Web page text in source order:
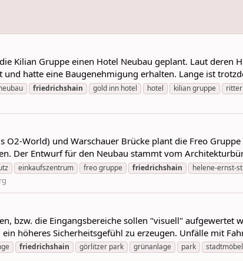
Kilian Gruppe einen Hotel Neubau geplant. Laut deren
hatte eine Baugenehmigung erhalten. Lange ist
friedrichshain gold inn hotel hotel kilian gruppe
O2-World) und Warschauer Brücke plant die Freo
Der Entwurf für den Neubau stammt vom
einkaufszentrum freo gruppe friedrichshain helene-ernst-
bzw. die Eingangsbereiche sollen "visuell" aufgewertet
höheres Sicherheitsgefühl zu erzeugen. Unfälle mit
friedrichshain görlitzer park grünanlage park stadtmöbel